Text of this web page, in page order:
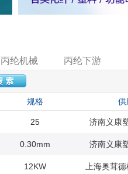
丙纶机械 丙纶下游
规格 供
25 济南义康
0.30mm 济南义康
12KW 上海奥茸